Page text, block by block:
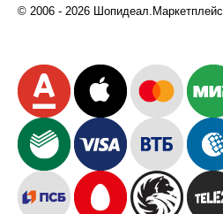
© 2006 - 2026 Шопидеал.Маркетплейс